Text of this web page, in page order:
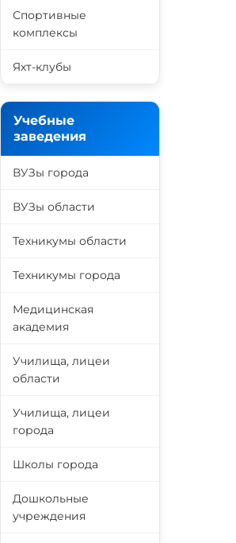
Спортивные
комплексы
Яхт-клубы
Учебные
заведения
ВУЗы города
ВУЗы области
Техникумы области
Техникумы города
Медицинская
академия
Училища, лицеи
области
Училища, лицеи
города
Школы города
Дошкольные
учреждения